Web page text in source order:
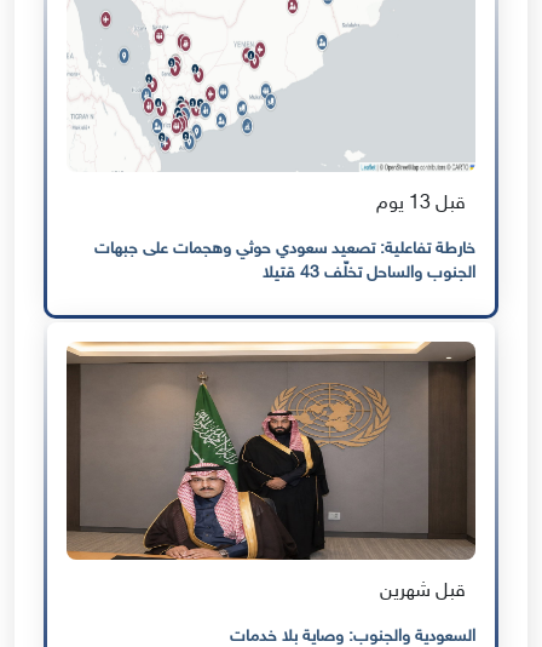
قبل 13 يوم
خارطة تفاعلية: تصعيد سعودي حوثي وهجمات على جبهات
الجنوب والساحل تخلّف 43 قتيلا
قبل شهرين
السعودية والجنوب: وصاية بلا خدمات